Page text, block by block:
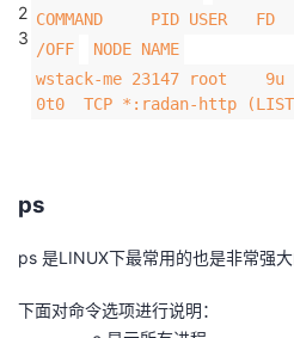
2
3
COMMAND PID USER
/OFF
NODE NAME
wstack-me 23147 root
0t0 TCP *:radan-http
ps
ps 是LINUX下最常用的也是非常强
下面对命令选项进行说明：